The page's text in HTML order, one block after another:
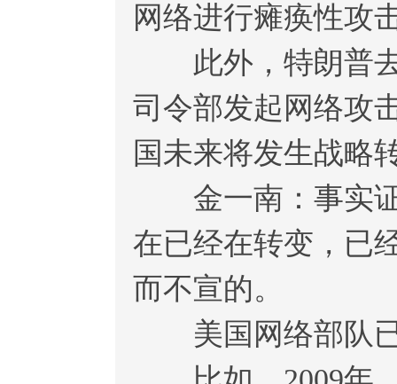
网络进行瘫痪性攻
此外，特朗普去
司令部发起网络攻
国未来将发生战略
金一南：事实证
在已经在转变，已
而不宣的。
美国网络部队已